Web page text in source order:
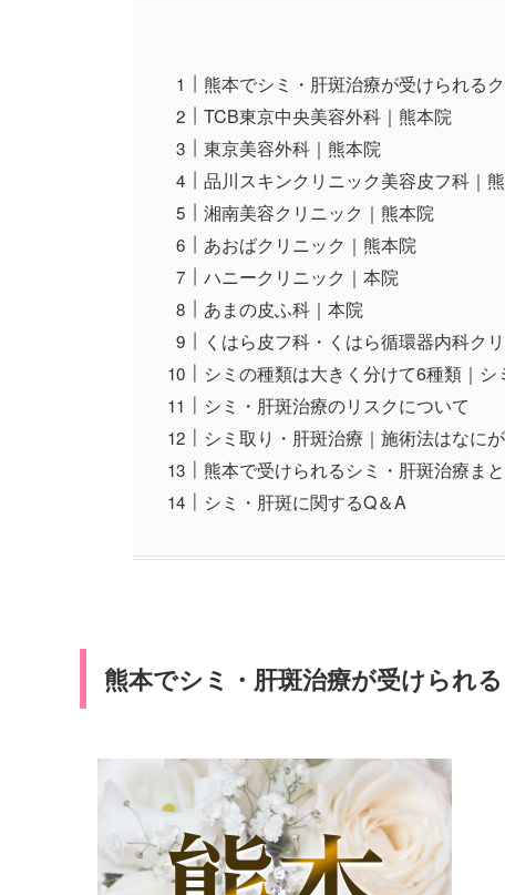
熊本でシミ・肝斑治療が受けられる
TCB東京中央美容外科｜熊本院
東京美容外科｜熊本院
品川スキンクリニック美容皮フ科｜
湘南美容クリニック｜熊本院
あおばクリニック｜熊本院
ハニークリニック｜本院
あまの皮ふ科｜本院
くはら皮フ科・くはら循環器内科ク
シミの種類は大きく分けて6種類｜シ
シミ・肝斑治療のリスクについて
シミ取り・肝斑治療｜施術法はなに
熊本で受けられるシミ・肝斑治療ま
シミ・肝斑に関するQ＆A
熊本でシミ・肝斑治療が受けられ